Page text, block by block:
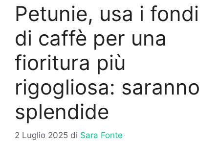
Petunie, usa i fondi
di caffè per una
fioritura più
rigogliosa: saranno
splendide
2 Luglio 2025 di Sara Fonte